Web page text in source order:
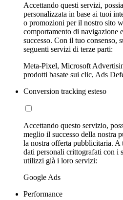
Accettando questi servizi,
personalizzata in base ai tuoi
o promozioni per il nostro sito
comportamento di navigazione
successo. Con il tuo consenso,
seguenti servizi di terze parti:
Meta-Pixel, Microsoft
prodotti basate sui clic, Ads
Conversion tracking esteso
Accettando questo servizio,
meglio il successo della nostra
la nostra offerta pubblicitaria.
dati personali crittografati con i
utilizzi già i loro servizi:
Google Ads
Performance